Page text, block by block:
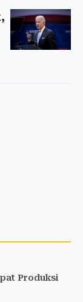
Produksi